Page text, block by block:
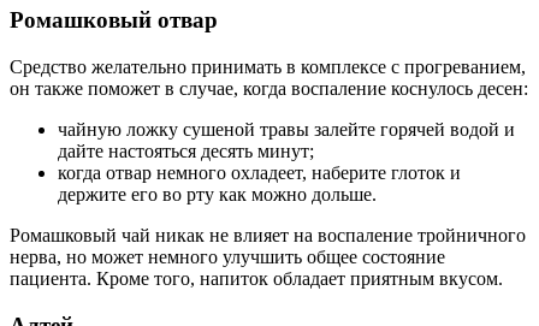
Ромашковый отвар
Средство желательно принимать в комплексе с прогреванием,
он также поможет в случае, когда воспаление коснулось десен:
чайную ложку сушеной травы залейте горячей водой и
дайте настояться десять минут;
когда отвар немного охладеет, наберите глоток и
держите его во рту как можно дольше.
Ромашковый чай никак не влияет на воспаление тройничного
нерва, но может немного улучшить общее состояние
пациента. Кроме того, напиток обладает приятным вкусом.